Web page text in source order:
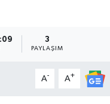
3
PAYLAŞIM
A- A+